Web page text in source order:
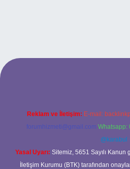
Reklam ve İletişim: E-mail:
forumhizmeti@gmail.com Whatsapp:
@karabul
Yasal Uyarı: Sitemiz, 5651 Sayılı
İletişim Kurumu (BTK) tarafından